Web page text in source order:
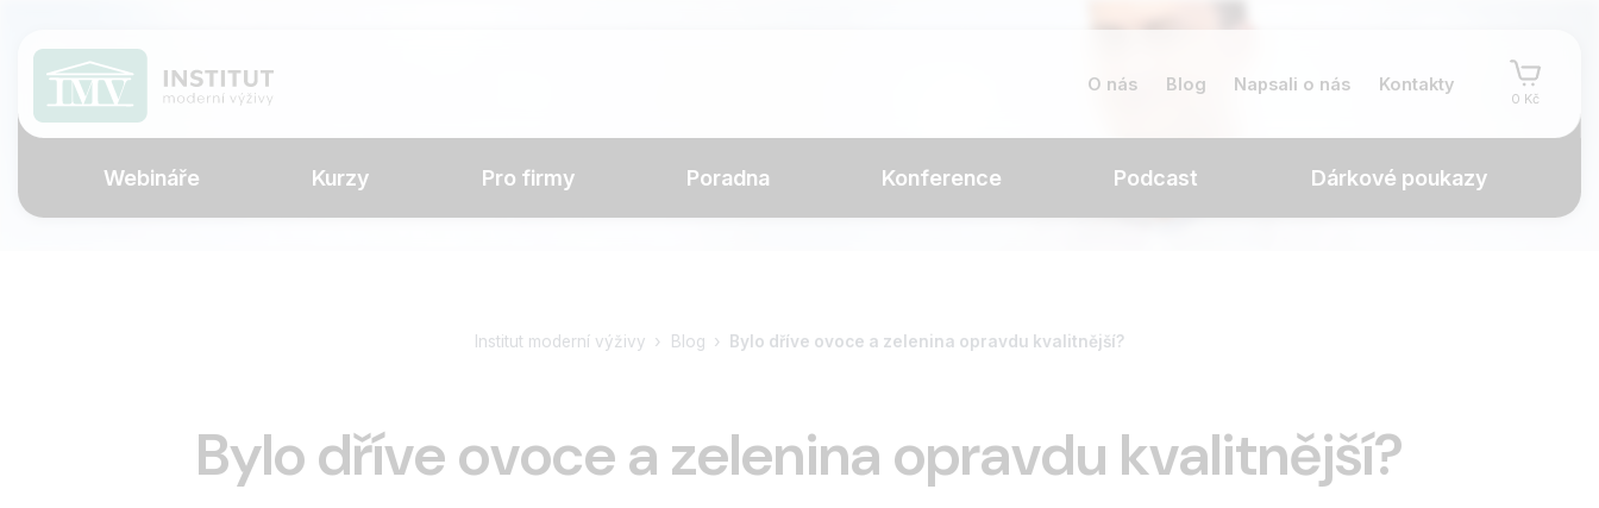
O nás Blog Napsali o nás Kontakty
0 Kč
Webináře Kurzy Pro firmy Poradna Konference Podcast Dárkové poukazy
Institut moderní výživy Blog Bylo dříve ovoce a zelenina opravdu kvalitnější?
Bylo dříve ovoce a zelenina opravdu kvalitnější?